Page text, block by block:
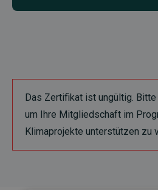
Das Zertifikat ist ungültig. Bitte
um Ihre Mitgliedschaft im
Klimaprojekte unterstützen zu